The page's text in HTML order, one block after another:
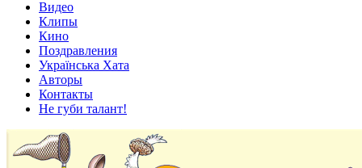
Видео
Клипы
Кино
Поздравления
Українська Хата
Авторы
Контакты
Не губи талант!